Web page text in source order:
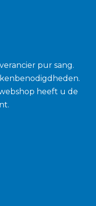
pur sang.
heeft u de